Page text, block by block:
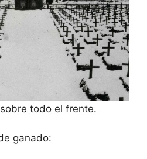
todo el frente.
ganado: